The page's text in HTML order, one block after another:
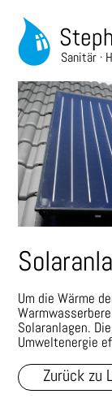
Sanitär ·
Um die Wärme
Solaranlagen.
Umweltenergie
Zurück zu